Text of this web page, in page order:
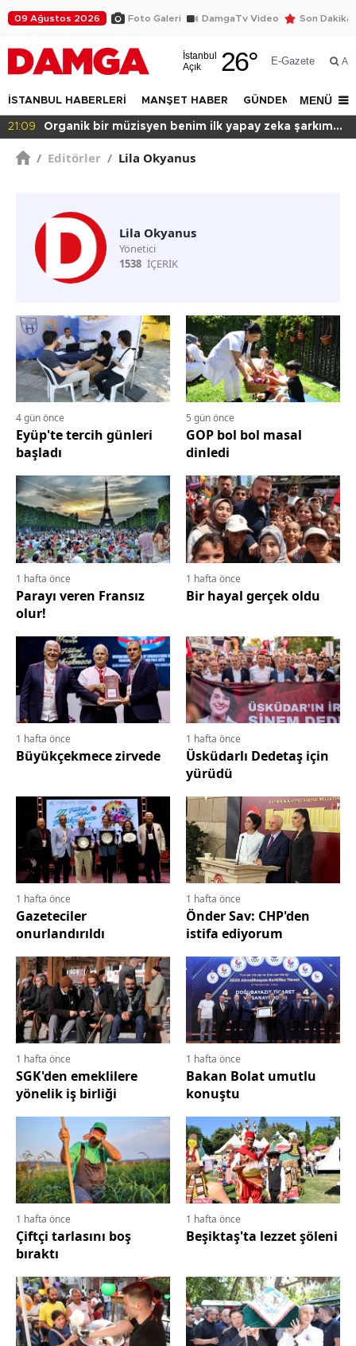
09 Ağustos 2026 Foto Galeri DamgaTv Video Son Dakika
İstanbul
Açık
26° E-Gazete Ara
İSTANBUL HABERLERİ MANŞET HABER GÜNDEM DÜNYA
MENÜ
21:09
Organik bir müzisyen benim ilk yapay zeka şarkım
/ Editörler / Lila Okyanus
Lila Okyanus
Yönetici
1538 İÇERİK
4 gün önce
Eyüp'te tercih günleri
başladı
5 gün önce
GOP bol bol masal
dinledi
1 hafta önce
Parayı veren Fransız
olur!
1 hafta önce
Bir hayal gerçek oldu
1 hafta önce
Büyükçekmece zirvede
1 hafta önce
Üsküdarlı Dedetaş için
yürüdü
1 hafta önce
Gazeteciler
onurlandırıldı
1 hafta önce
Önder Sav: CHP'den
istifa ediyorum
1 hafta önce
SGK'den emeklilere
yönelik iş birliği
1 hafta önce
Bakan Bolat umutlu
konuştu
1 hafta önce
Çiftçi tarlasını boş
bıraktı
1 hafta önce
Beşiktaş'ta lezzet şöleni